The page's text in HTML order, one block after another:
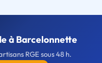
à Barcelonnette
RGE sous 48 h.